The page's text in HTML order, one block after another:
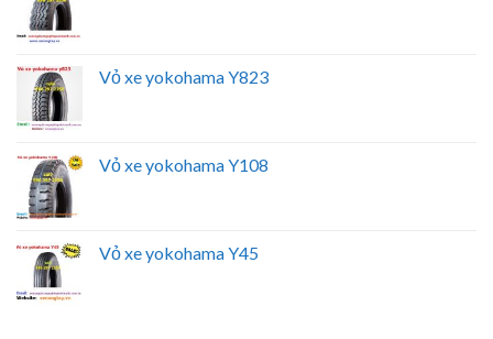
Vỏ xe yokohama Y823
Vỏ xe yokohama Y108
Vỏ xe yokohama Y45